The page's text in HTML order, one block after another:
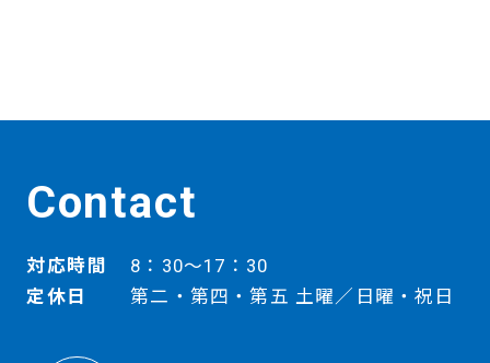
Contact
対応時間
8：30～17：30
定休日
第二・第四・第五 土曜／日曜・祝日